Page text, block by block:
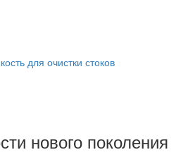
для очистки стоков
нового поколения